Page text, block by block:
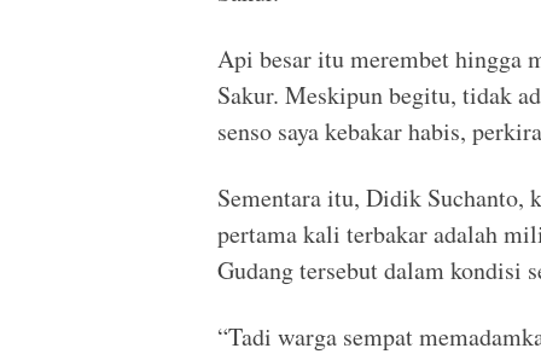
Api besar itu merembet hingga
Sakur. Meskipun begitu, tidak
senso saya kebakar habis,
Sementara itu, Didik Suchanto,
pertama kali terbakar adalah
Gudang tersebut dalam kondisi
“Tadi warga sempat